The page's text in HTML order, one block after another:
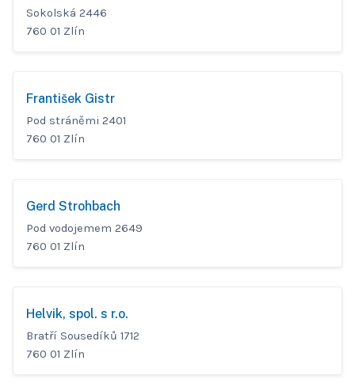
Sokolská 2446
760 01 Zlín
František Gistr
Pod stráněmi 2401
760 01 Zlín
Gerd Strohbach
Pod vodojemem 2649
760 01 Zlín
Helvik, spol. s r.o.
Bratří Sousedíků 1712
760 01 Zlín